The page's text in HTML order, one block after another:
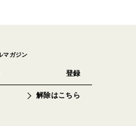
マガジン
解除はこちら